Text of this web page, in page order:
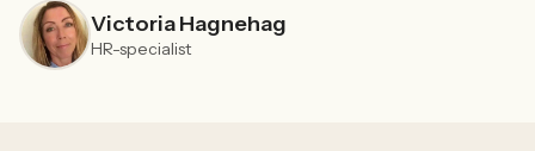
Victoria Hagnehag
HR-specialist